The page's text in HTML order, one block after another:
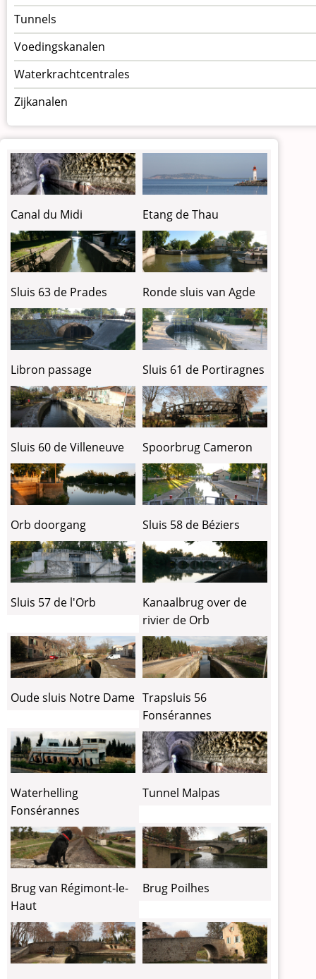
Tunnels
Voedingskanalen
Waterkrachtcentrales
Zijkanalen
Canal du Midi Etang de Thau
Sluis 63 de Prades Ronde sluis van Agde
Libron passage Sluis 61 de Portiragnes
Sluis 60 de Villeneuve Spoorbrug Cameron
Orb doorgang Sluis 58 de Béziers
Sluis 57 de l'Orb
Kanaalbrug over de
rivier de Orb
Oude sluis Notre Dame Trapsluis 56
Fonsérannes
Waterhelling
Fonsérannes
Tunnel Malpas
Brug van Régimont-le-
Haut
Brug Poilhes